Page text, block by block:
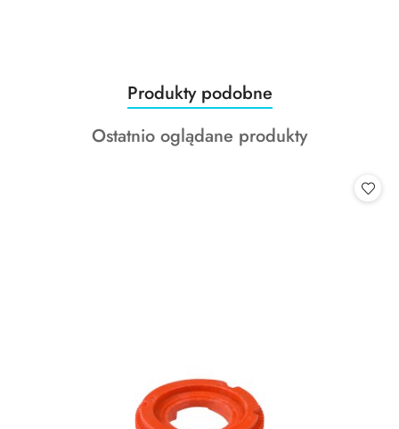
Pomiń karuzelę produktów
Produkty
o
statusie:
Produkty podobne
Produkty
Ostatnio oglądane produkty